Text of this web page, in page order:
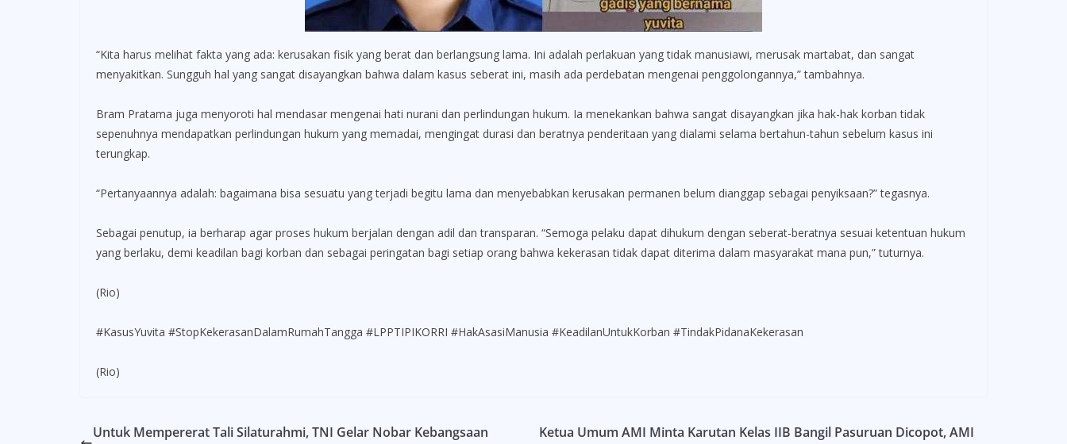
“Kita harus melihat fakta yang ada: kerusakan fisik yang berat dan berlangsung lama. Ini adalah perlakuan yang tidak manusiawi, merusak martabat, dan sangat
menyakitkan. Sungguh hal yang sangat disayangkan bahwa dalam kasus seberat ini, masih ada perdebatan mengenai penggolongannya,” tambahnya.
Bram Pratama juga menyoroti hal mendasar mengenai hati nurani dan perlindungan hukum. Ia menekankan bahwa sangat disayangkan jika hak-hak korban tidak
sepenuhnya mendapatkan perlindungan hukum yang memadai, mengingat durasi dan beratnya penderitaan yang dialami selama bertahun-tahun sebelum kasus ini
terungkap.
“Pertanyaannya adalah: bagaimana bisa sesuatu yang terjadi begitu lama dan menyebabkan kerusakan permanen belum dianggap sebagai penyiksaan?” tegasnya.
Sebagai penutup, ia berharap agar proses hukum berjalan dengan adil dan transparan. “Semoga pelaku dapat dihukum dengan seberat-beratnya sesuai ketentuan hukum
yang berlaku, demi keadilan bagi korban dan sebagai peringatan bagi setiap orang bahwa kekerasan tidak dapat diterima dalam masyarakat mana pun,” tuturnya.
(Rio)
#KasusYuvita #StopKekerasanDalamRumahTangga #LPPTIPIKORRI #HakAsasiManusia #KeadilanUntukKorban #TindakPidanaKekerasan
(Rio)
Untuk Mempererat Tali Silaturahmi, TNI Gelar Nobar Kebangsaan Ketua Umum AMI Minta Karutan Kelas IIB Bangil Pasuruan Dicopot, AMI